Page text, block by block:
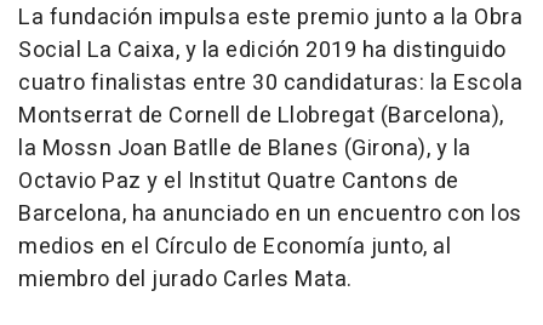
La fundación impulsa este premio junto a la Obra
Social La Caixa, y la edición 2019 ha distinguido
cuatro finalistas entre 30 candidaturas: la Escola
Montserrat de Cornell de Llobregat (Barcelona),
la Mossn Joan Batlle de Blanes (Girona), y la
Octavio Paz y el Institut Quatre Cantons de
Barcelona, ha anunciado en un encuentro con los
medios en el Círculo de Economía junto, al
miembro del jurado Carles Mata.